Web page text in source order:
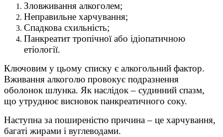
Зловживання алкоголем;
Неправильне харчування;
Спадкова схильність;
Панкреатит тропічної або ідіопатичною
етіології.
Ключовим у цьому списку є алкогольний фактор.
Вживання алкоголю провокує подразнення
оболонок шлунка. Як наслідок – судинний спазм,
що утруднює висновок панкреатичного соку.
Наступна за поширеністю причина – це харчування,
багаті жирами і вуглеводами.